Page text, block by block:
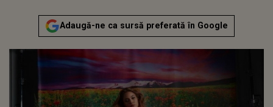
Adaugă-ne ca sursă preferată în Google